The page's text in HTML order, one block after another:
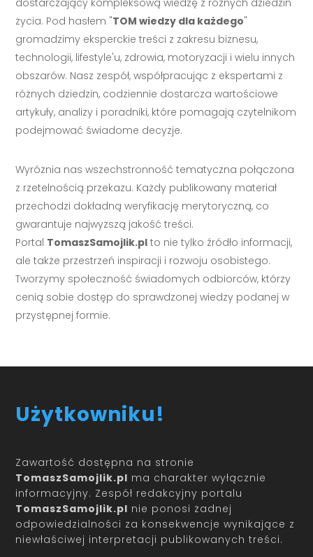
życia. Pod hasłem "TOM wiedzy dla każdego"
gromadzimy eksperckie treści z zakresu biznesu,
technologii, lifestyle'u, zdrowia, motoryzacji i wielu innych
obszarów. Nasz zespół, współpracując z ekspertami z
różnych dziedzin, codziennie dostarcza wartościowe
artykuły, analizy i poradniki, które pomagają czytelnikom
podejmować świadome decyzje.
Wyróżnia nas wszechstronność tematyczna połączona
z rzetelnością przekazu. Każdy publikowany materiał
przechodzi dokładną weryfikację merytoryczną, co
gwarantuje najwyższą jakość treści.
Portal TomaszSamojlik.pl to nie tylko źródło informacji,
ale także przestrzeń inspiracji i rozwoju osobistego.
Tworzymy społeczność świadomych odbiorców, którzy
cenią sobie dostęp do sprawdzonej wiedzy podanej w
przystępnej formie.
Użytkowniku!
Zawartość dostępna na stronie
TomaszSamojlik.pl ma charakter wyłącznie
informacyjny. Zespół redakcyjny portalu
TomaszSamojlik.pl nie ponosi żadnej
odpowiedzialności za konsekwencje wynikające z
niewłaściwej interpretacji publikowanych treści.